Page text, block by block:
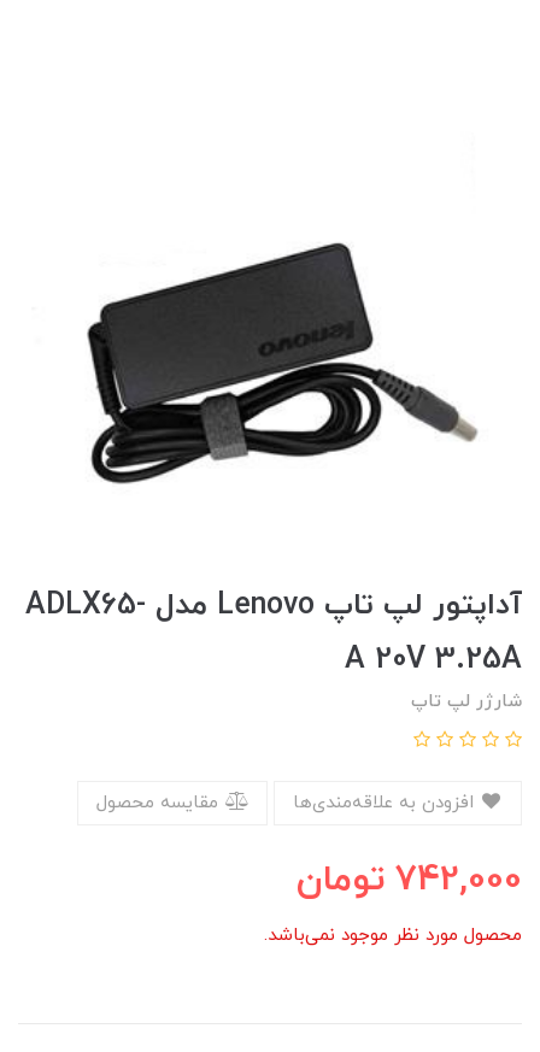
آداپتور لپ تاپ Lenovo مدل ADLX65-
A 20V 3.25A
شارژر لپ تاپ
مقایسه محصول
742,000 تومان
محصول مورد نظر موجود نمی‌باشد.